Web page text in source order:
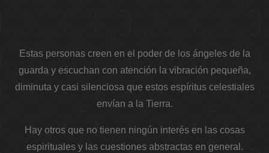
Estas personas creen en el poder de los ángeles de la
guarda y escuchan con atención la vibración pequeña,
diminuta y casi silenciosa que estos espíritus celestiales
envían a la Tierra.
Hay otros que no tienen ningún interés en las cosas
espirituales y las cuestiones abstractas en general.